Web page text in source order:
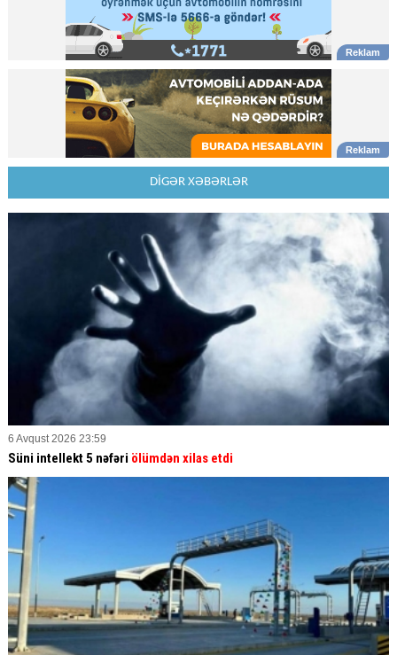
DİGƏR XƏBƏRLƏR
6 Avqust 2026 23:59
Süni intellekt 5 nəfəri ölümdən xilas etdi